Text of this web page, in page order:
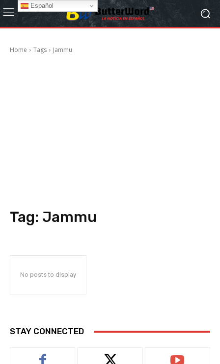
Home Tags Jammu
Tag: Jammu
No posts to display
STAY CONNECTED
Español